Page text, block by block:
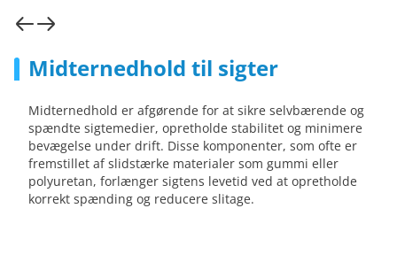
Midternedhold til sigter
Midternedhold er afgørende for at sikre selvbærende og
spændte sigtemedier, opretholde stabilitet og minimere
bevægelse under drift. Disse komponenter, som ofte er
fremstillet af slidstærke materialer som gummi eller
polyuretan, forlænger sigtens levetid ved at opretholde
korrekt spænding og reducere slitage.